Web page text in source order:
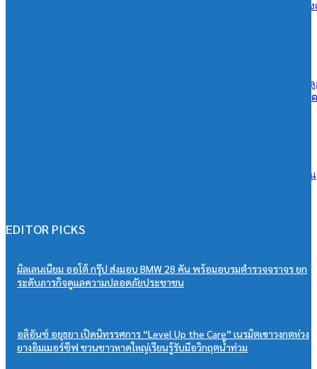
เมืองทองธานี ก้าวสู่ Smart City เต็มรูปแบบ หลัง depa รับรองเป็นเขตส่ง
ลลิล พร็อพเพอร์ตี้ ก้าวสู่ปีที่ 40 เดินหน้าสร้างการเติบโตอย่างยั่งยืน ยึด
เป็นศูนย์กลาง ขับเคลื่อนองค์กรด้วยนวัตกรรม ธรรมาภิบาล และการ
กรุงเทพประกันภัยจัดเสวนาประกันภัยให้แก่ตัวแทนและนายหน้าประกัน
EDITOR PICKS
มิลเลนเนียม ออโต้ กรุ๊ป ส่งมอบ BMW 28 คัน พร้อมอบรมตำรวจจราจร ยก
ระดับภารกิจดูแลความปลอดภัยประชาชน
อลิอันซ์ อยุธยา เปิดนิทรรศการ “Level Up the Care” เนรมิตเขาวงกตห่วง
ยางอิมเมอร์ซีฟ ชวนชาวหาดใหญ่เรียนรู้รับมือวิกฤตน้ำท่วม